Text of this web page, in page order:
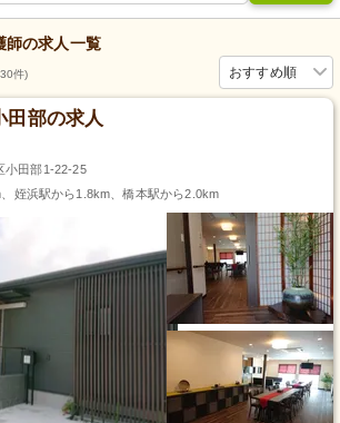
師の求人一覧
おすすめ順
件)
田部の求人
小田部1-22-25
姪浜駅から1.8km、橋本駅から2.0km